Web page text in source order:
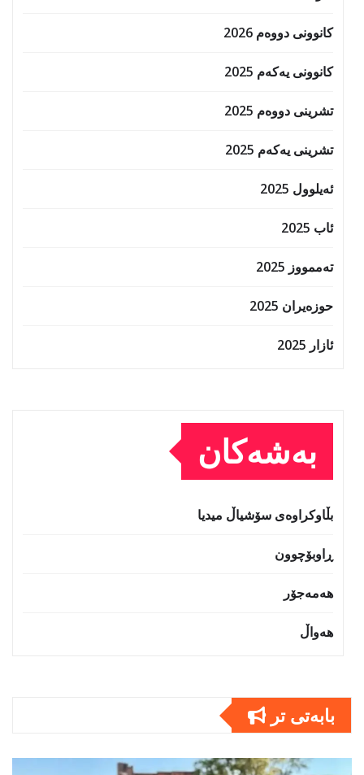
کانوونی دووەم 2026
کانوونی یەکەم 2025
تشرینی دووەم 2025
تشرینی یەکەم 2025
ئەیلوول 2025
ئاب 2025
تەممووز 2025
حوزه‌یران 2025
ئازار 2025
بەشەکان
بڵاوکراوەی سۆشیاڵ میدیا
ڕاوبۆچوون
هەمەجۆر
هەواڵ
بابەتى تر